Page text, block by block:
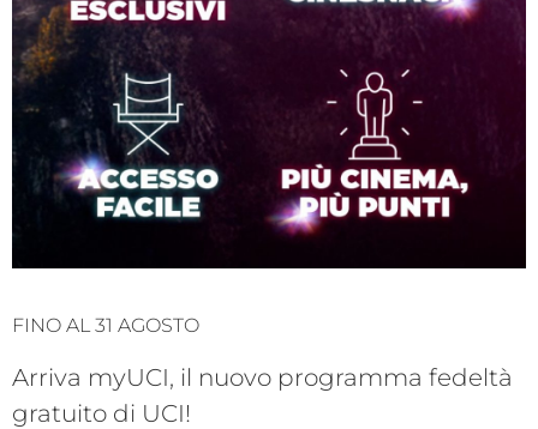
FINO AL 31 AGOSTO
Arriva myUCI, il nuovo programma fedeltà
gratuito di UCI!